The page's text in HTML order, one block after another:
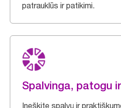
patrauklūs ir patikimi.
Spalvinga, patogu
Įneškite spalvų ir